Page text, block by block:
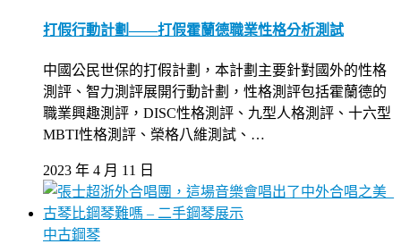
打假行動計劃——打假霍蘭德職業性格分析測試
中國公民世保的打假計劃，本計劃主要針對國外的性格
測評、智力測評展開行動計劃，性格測評包括霍蘭德的
職業興趣測評，DISC性格測評、九型人格測評、十六型
MBTI性格測評、榮格八維測試、…
2023 年 4 月 11 日
中古鋼琴